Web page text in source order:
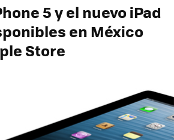
5 y el nuevo iPad
en México
Store